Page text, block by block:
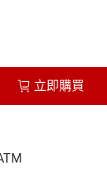
立即購買